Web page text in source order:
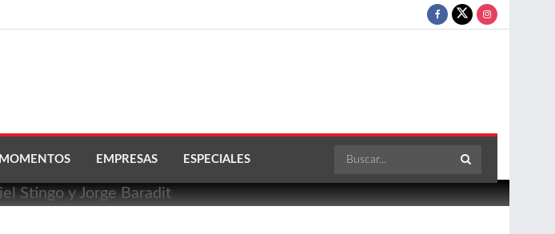
MOMENTOS EMPRESAS ESPECIALES